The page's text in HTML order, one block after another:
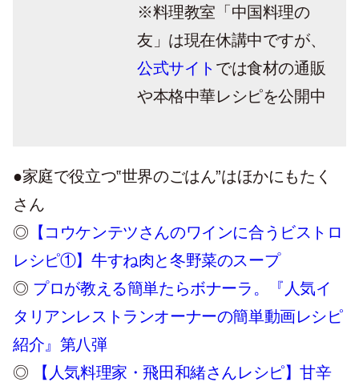
※料理教室「中国料理の
友」は現在休講中ですが、
公式サイト では食材の通販
や本格中華レシピを公開中
●家庭で役立つ‟世界のごはん”はほかにもたく
さん
◎ 【コウケンテツさんのワインに合うビストロ
レシピ①】牛すね肉と冬野菜のスープ
◎ プロが教える簡単たらボナーラ。『人気イ
タリアンレストランオーナーの簡単動画レシピ
紹介』第八弾
◎
【人気料理家・飛田和緒さんレシピ】甘辛